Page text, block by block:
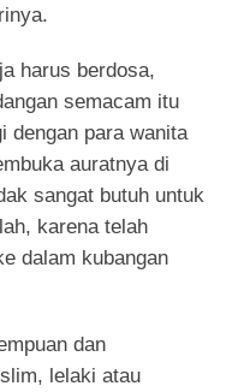
harus berdosa,
semacam itu
dengan para wanita
auratnya di
sangat butuh untuk
karena telah
dalam kubangan
dan
lelaki atau